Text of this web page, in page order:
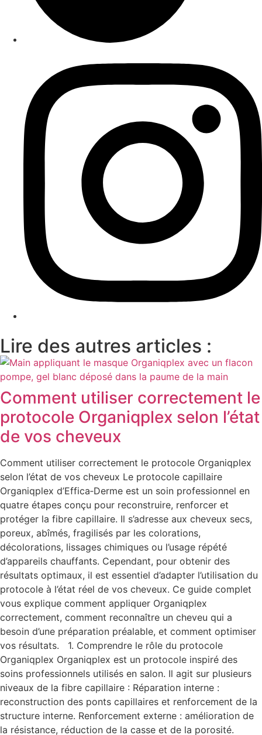
Lire des autres articles :
Comment utiliser correctement le
protocole Organiqplex selon l’état
de vos cheveux
Comment utiliser correctement le protocole Organiqplex
selon l’état de vos cheveux Le protocole capillaire
Organiqplex d’Effica‑Derme est un soin professionnel en
quatre étapes conçu pour reconstruire, renforcer et
protéger la fibre capillaire. Il s’adresse aux cheveux secs,
poreux, abîmés, fragilisés par les colorations,
décolorations, lissages chimiques ou l’usage répété
d’appareils chauffants. Cependant, pour obtenir des
résultats optimaux, il est essentiel d’adapter l’utilisation du
protocole à l’état réel de vos cheveux. Ce guide complet
vous explique comment appliquer Organiqplex
correctement, comment reconnaître un cheveu qui a
besoin d’une préparation préalable, et comment optimiser
vos résultats. 1. Comprendre le rôle du protocole
Organiqplex Organiqplex est un protocole inspiré des
soins professionnels utilisés en salon. Il agit sur plusieurs
niveaux de la fibre capillaire : Réparation interne :
reconstruction des ponts capillaires et renforcement de la
structure interne. Renforcement externe : amélioration de
la résistance, réduction de la casse et de la porosité.